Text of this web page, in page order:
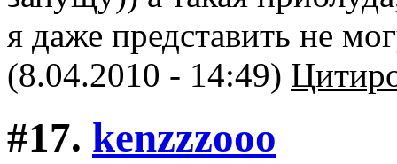
я даже представить не
(8.04.2010 - 14:49)
#17. kenzzzooo